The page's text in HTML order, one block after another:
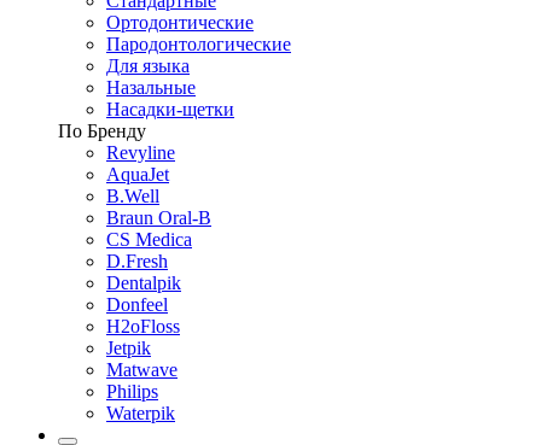
Ортодонтические
Пародонтологические
Для языка
Назальные
Насадки-щетки
По Бренду
Revyline
AquaJet
B.Well
Braun Oral-B
CS Medica
D.Fresh
Dentalpik
Donfeel
H2oFloss
Jetpik
Matwave
Philips
Waterpik